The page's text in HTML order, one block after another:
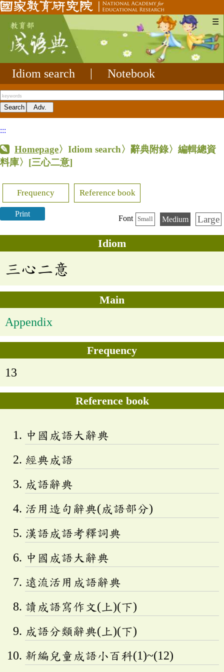
☰
Idiom search Notebook
:::
Homepage〉Idiom search〉辭典附錄〉編輯總資
料庫〉 [三心二意]
Frequency Reference book
Print
Font Small Medium Large
Idiom
三心二意
Main
Appendix
Frequency
13
Reference book
中國成語大辭典
經典成語
成語辭典
活用造句辭典(成語部分)
漢語成語考釋詞典
中國成語大辭典
遠流活用成語辭典
讀成語寫作文(上)(下)
成語分類辭典(上)(下)
新編兒童成語小百科(1)~(12)